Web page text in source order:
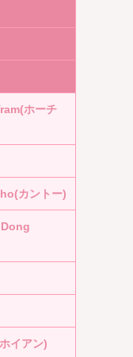
ホーチ
カントー)
イアン)